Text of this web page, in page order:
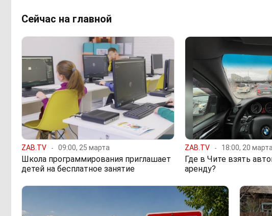
Сейчас на главной
ZAB.TV 09:00, 25 марта
Школа программирования приглашает
детей на бесплатное занятие
ZAB.TV 18:00, 20
Где в Чите взять
аренду?